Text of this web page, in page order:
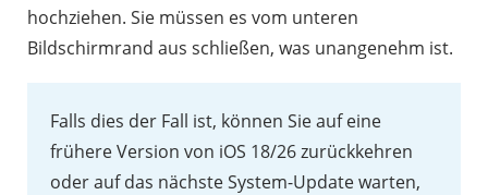
hochziehen. Sie müssen es vom unteren
Bildschirmrand aus schließen, was unangenehm ist.
Falls dies der Fall ist, können Sie auf eine
frühere Version von iOS 18/26 zurückkehren
oder auf das nächste System-Update warten,